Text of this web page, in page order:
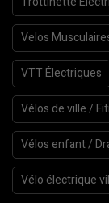
Velos
VTT Électriques
Vélos de ville /
Vélos enfant /
Vélo électrique